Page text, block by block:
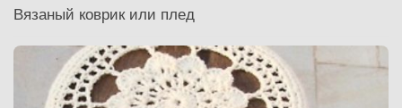
Вязаный коврик или плед